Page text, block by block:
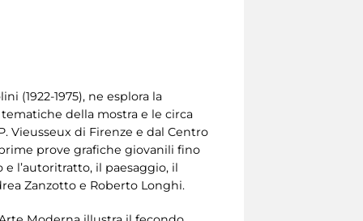
(1922-1975), ne esplora la
della mostra e le circa
Vieusseux di Firenze e dal Centro
prove grafiche giovanili fino
l’autoritratto, il paesaggio, il
Zanzotto e Roberto Longhi.